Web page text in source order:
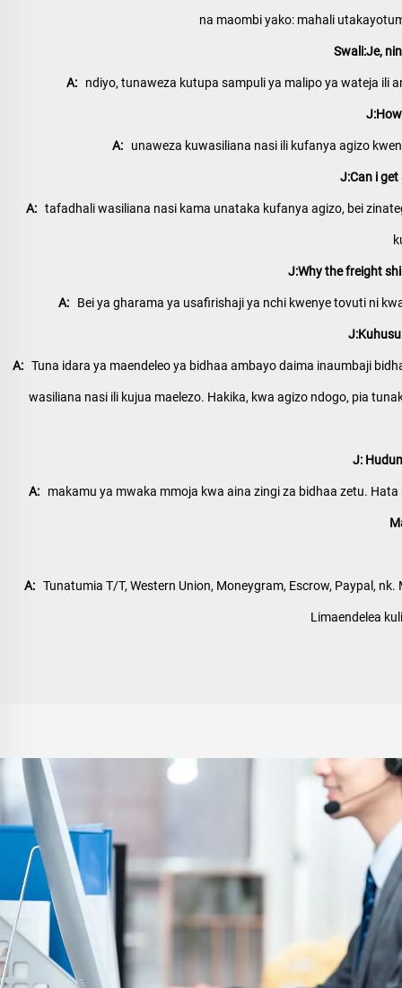
na maombi yako: mahali
Swali:Je,
A: ndiyo, tunaweza kutupa sampuli ya malipo ya wateja ili
A: unaweza kuwasiliana nasi ili kufanya agizo
J:Can i
A: tafadhali wasiliana nasi kama unataka kufanya agizo, bei
J:Why the freight
A: Bei ya gharama ya usafirishaji ya nchi kwenye tovuti ni
A: Tuna idara ya maendeleo ya bidhaa ambayo daima inaumbaji
wasiliana nasi ili kujua maelezo. Hakika, kwa agizo ndogo, pia
J:
A: makamu ya mwaka mmoja kwa aina zingi za bidhaa zetu.
A: Tunatumia T/T, Western Union, Moneygram, Escrow, Paypal,
Limaendelea